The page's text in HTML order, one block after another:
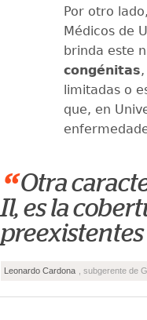
Por otro
Médicos de
brinda este
congénitas
limitadas o
que, en
“ Otra
Il, es la
preexistentes
Leonardo Cardona , subgerente de